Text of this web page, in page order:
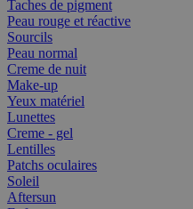
Taches de pigment
Peau rouge et réactive
Sourcils
Peau normal
Creme de nuit
Make-up
Yeux matériel
Lunettes
Creme - gel
Lentilles
Patchs oculaires
Soleil
Aftersun